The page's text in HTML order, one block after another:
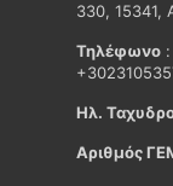
330, 15341,
Τηλέφωνο
Ηλ.
Αριθμός